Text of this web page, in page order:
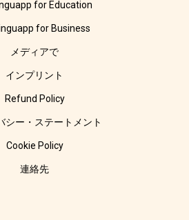
for Education
for Business
メディアで
インプリント
Refund Policy
シー・ステートメント
Cookie Policy
連絡先